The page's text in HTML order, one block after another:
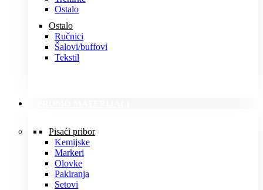
Ostalo
Ostalo
Ručnici
Šalovi/buffovi
Tekstil
Pisaći pribor
Kemijske
Markeri
Olovke
Pakiranja
Setovi